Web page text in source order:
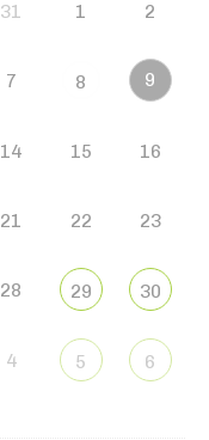
31 1 2
7 8 9
14 15 16
21 22 23
28 29 30
4 5 6